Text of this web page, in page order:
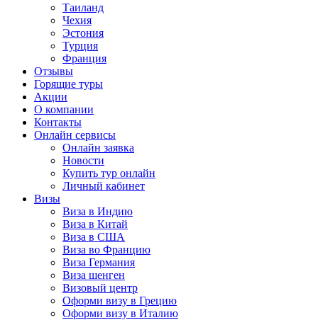
Таиланд
Чехия
Эстония
Турция
Франция
Отзывы
Горящие туры
Акции
О компании
Контакты
Онлайн сервисы
Онлайн заявка
Новости
Купить тур онлайн
Личный кабинет
Визы
Виза в Индию
Виза в Китай
Виза в США
Виза во Францию
Виза Германия
Виза шенген
Визовый центр
Оформи визу в Грецию
Оформи визу в Италию